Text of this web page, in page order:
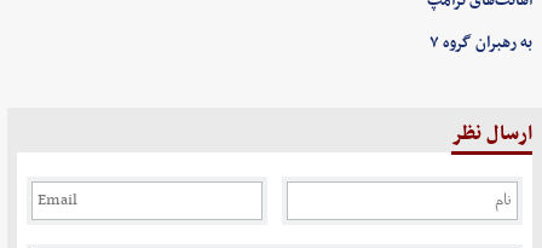
به رهبران گروه ۷
ارسال نظر